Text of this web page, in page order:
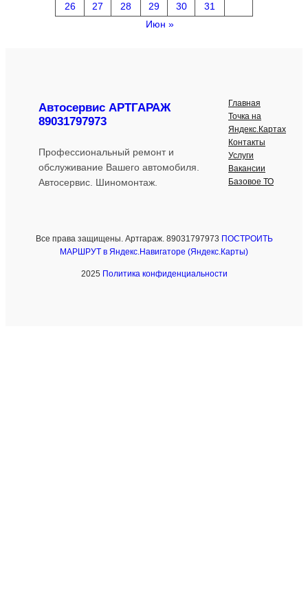
26
27 28 29 30
31
Июн »
Автосервис АРТГАРАЖ
89031797973
Профессиональный ремонт и
обслуживание Вашего автомобиля.
Автосервис. Шиномонтаж.
Главная
Точка на
Яндекс.Картах
Контакты
Услуги
Вакансии
Базовое ТО
Все права защищены. Артгараж. 89031797973 ПОСТРОИТЬ
МАРШРУТ в Яндекс.Навигаторе (Яндекс.Карты)
2025 Политика конфиденциальности